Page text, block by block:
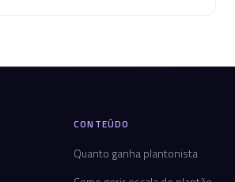
CONTEÚDO
Quanto ganha plantonista